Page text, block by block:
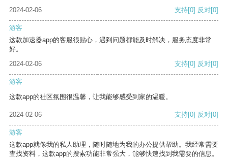
2024-02-06
支持[0] 反对[0]
游客
这款加速器app的客服很贴心，遇到问题都能及时解决，服务态度非常
好。
2024-02-06
支持[0] 反对[0]
游客
这款app的社区氛围很温馨，让我能够感受到家的温暖。
2024-02-06 支持[0] 反对[0]
游客
这款app就像我的私人助理，随时随地为我的办公提供帮助。我经常需要
查找资料，这款app的搜索功能非常强大，能够快速找到我需要的信息。